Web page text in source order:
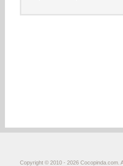
Copyright © 2010 - 2026 Cocopinda.com.